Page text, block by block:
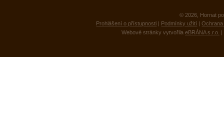
© 2026, Hornat
Prohlášení o přístupnosti | Podmínky užití |
Webové stránky vytvořila eBRÁNA s.r.o. |